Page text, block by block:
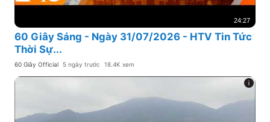
24:27
60 Giây Sáng - Ngày 31/07/2026 - HTV Tin Tức
Thời Sự...
60 Giây Official 5 ngày trước 18.4K xem